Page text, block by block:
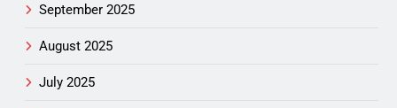
September 2025
August 2025
July 2025